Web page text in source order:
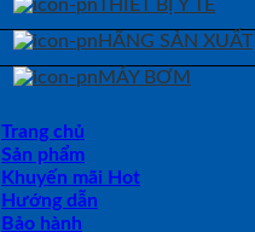
THIẾT BỊ Y TẾ
HÃNG SẢN XUẤT
MÁY BƠM
Trang chủ
Sản phẩm
Khuyến mãi Hot
Hướng dẫn
Bảo hành